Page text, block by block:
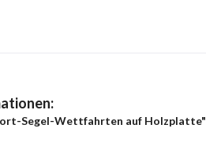
Segel-Wettfahrten auf Holzplatte"